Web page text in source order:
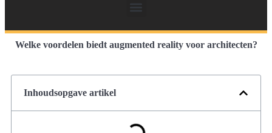
Welke voordelen biedt augmented reality voor architecten?
Inhoudsopgave artikel